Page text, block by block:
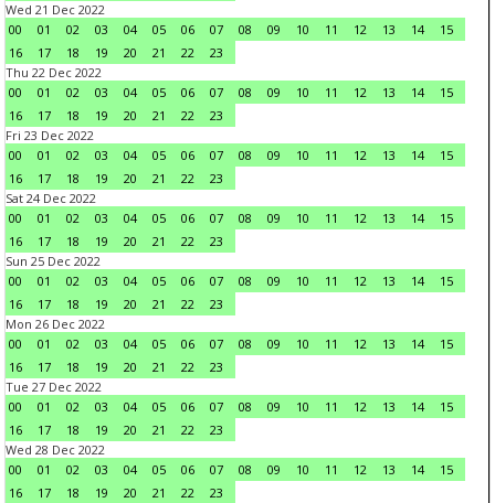
Wed 21 Dec 2022
00
01 02 03 04 05 06 07 08 09 10 11 12 13 14
15
16
17 18 19 20 21 22
23
Thu 22 Dec 2022
00
01 02 03 04 05 06 07 08 09 10 11 12 13 14
15
16
17 18 19 20 21 22
23
Fri 23 Dec 2022
00
01 02 03 04 05 06 07 08 09 10 11 12 13 14
15
16
17 18 19 20 21 22
23
Sat 24 Dec 2022
00
01 02 03 04 05 06 07 08 09 10 11 12 13 14
15
16
17 18 19 20 21 22
23
Sun 25 Dec 2022
00
01 02 03 04 05 06 07 08 09 10 11 12 13 14
15
16
17 18 19 20 21 22
23
Mon 26 Dec 2022
00
01 02 03 04 05 06 07 08 09 10 11 12 13 14
15
16
17 18 19 20 21 22
23
Tue 27 Dec 2022
00
01 02 03 04 05 06 07 08 09 10 11 12 13 14
15
16
17 18 19 20 21 22
23
Wed 28 Dec 2022
00
01 02 03 04 05 06 07 08 09 10 11 12 13 14
15
16
17 18 19 20 21 22
23